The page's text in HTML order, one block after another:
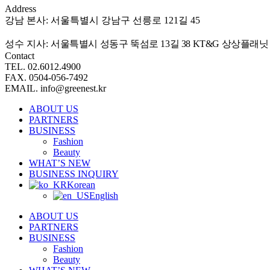
Address
강남 본사: 서울특별시 강남구 선릉로 121길 45
성수 지사: 서울특별시 성동구 뚝섬로 13길 38 KT&G 상상플래닛
Contact
TEL. 02.6012.4900
FAX. 0504-056-7492
EMAIL. info@greenest.kr
ABOUT US
PARTNERS
BUSINESS
Fashion
Beauty
WHAT’S NEW
BUSINESS INQUIRY
Korean
English
ABOUT US
PARTNERS
BUSINESS
Fashion
Beauty